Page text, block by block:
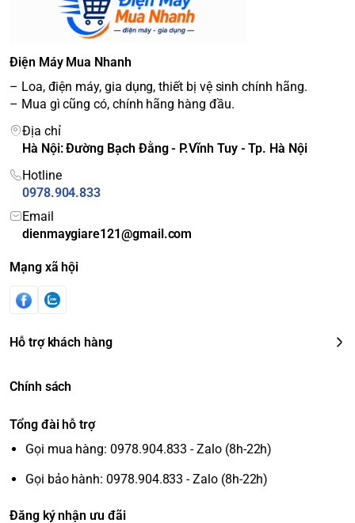
Điện Máy Mua Nhanh
– Loa, điện máy, gia dụng, thiết bị vệ sinh chính hãng.
– Mua gì cũng có, chính hãng hàng đầu.
Địa chỉ
Hà Nội: Đường Bạch Đằng - P.Vĩnh Tuy - Tp. Hà Nội
Hotline
0978.904.833
Email
dienmaygiare121@gmail.com
Mạng xã hội
Hỗ trợ khách hàng
Chính sách
Tổng đài hỗ trợ
Gọi mua hàng: 0978.904.833 - Zalo (8h-22h)
Gọi bảo hành: 0978.904.833 - Zalo (8h-22h)
Đăng ký nhận ưu đãi